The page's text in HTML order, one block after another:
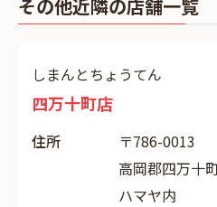
その他近隣の店舗一覧
しまんとちょうてん
四万十町店
住所
〒786-0013
高岡郡四万十
ハマヤ内